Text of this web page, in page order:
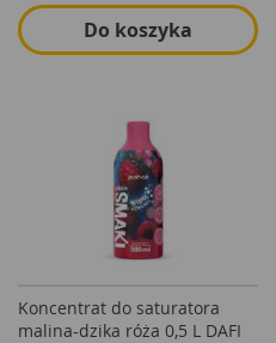
Do koszyka
Koncentrat do saturatora
malina-dzika róża 0,5 L DAFI